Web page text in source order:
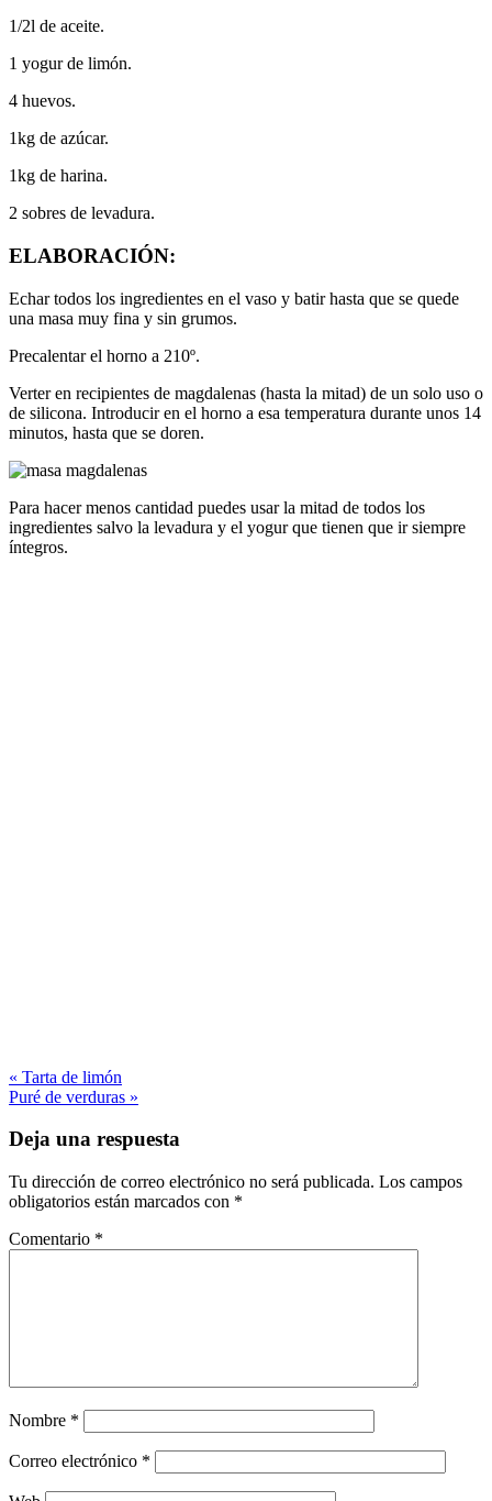
1/2l de aceite.
1 yogur de limón.
4 huevos.
1kg de azúcar.
1kg de harina.
2 sobres de levadura.
ELABORACIÓN:
Echar todos los ingredientes en el vaso y batir hasta que se quede
una masa muy fina y sin grumos.
Precalentar el horno a 210º.
Verter en recipientes de magdalenas (hasta la mitad) de un solo uso o
de silicona. Introducir en el horno a esa temperatura durante unos 14
minutos, hasta que se doren.
Para hacer menos cantidad puedes usar la mitad de todos los
ingredientes salvo la levadura y el yogur que tienen que ir siempre
íntegros.
« Tarta de limón
Puré de verduras »
Deja una respuesta
Tu dirección de correo electrónico no será publicada. Los campos
obligatorios están marcados con *
Comentario *
Nombre *
Correo electrónico *